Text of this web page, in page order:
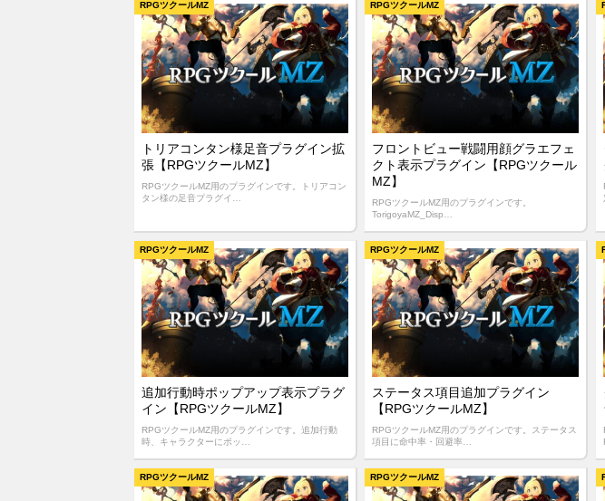
トリアコンタン様足音プラグイン拡
張【RPGツクールMZ】
RPGツクールMZ用のプラグインです。トリアコン
タン様の足音プラグイ…
RPGツクールMZ
フロントビュー戦闘用顔グラエフェ
クト表示プラグイン【RPGツクール
MZ】
RPGツクールMZ用のプラグインです。
TorigoyaMZ_Disp…
RPGツクールMZ
追加行動時ポップアップ表示プラグ
イン【RPGツクールMZ】
RPGツクールMZ用のプラグインです。追加行動
時、キャラクターにポッ…
RPGツクールMZ
ステータス項目追加プラグイン
【RPGツクールMZ】
RPGツクールMZ用のプラグインです。ステータス
項目に命中率・回避率…
RPGツクールMZ
RPGツクールMZ RPGツクールMZ